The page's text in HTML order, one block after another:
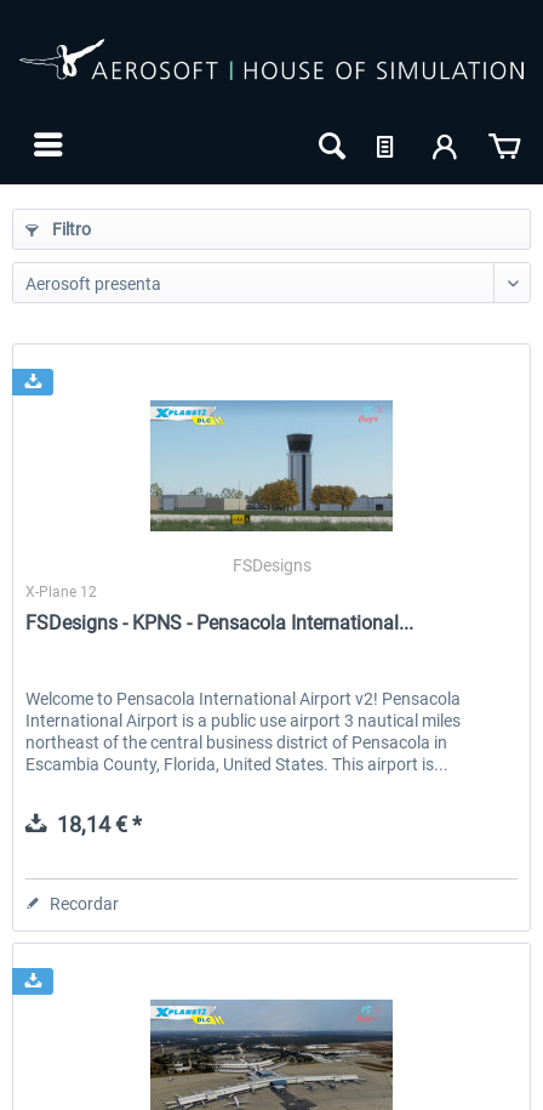
EmergencyDispatcherPro - 24h Free
0,00 € * 36,29 € *
Filtro
FSDesigns
X-Plane 12
FSDesigns - KPNS - Pensacola International...
Welcome to Pensacola International Airport v2! Pensacola
International Airport is a public use airport 3 nautical miles
northeast of the central business district of Pensacola in
Escambia County, Florida, United States. This airport is...
18,14 € *
Recordar